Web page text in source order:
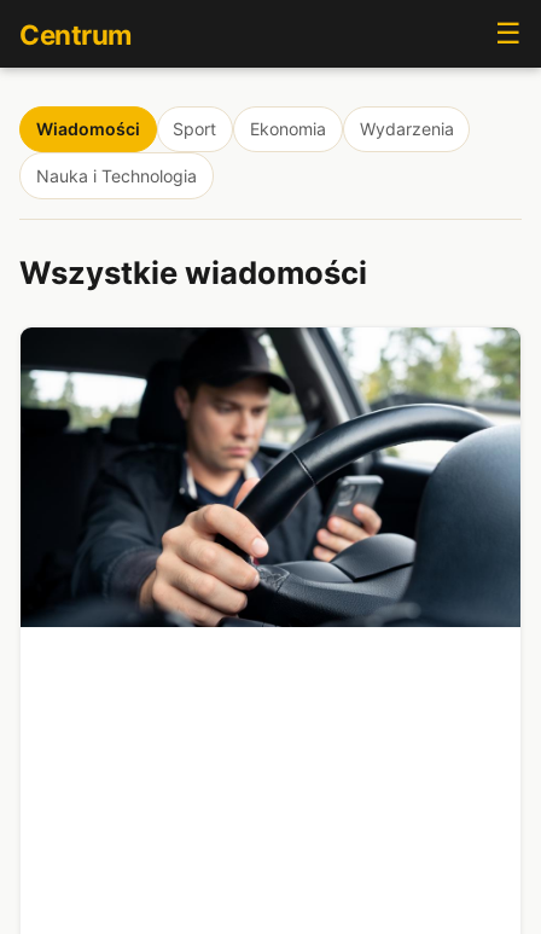
Centrum ☰
Wiadomości Sport Ekonomia Wydarzenia
Nauka i Technologia
Wszystkie wiadomości